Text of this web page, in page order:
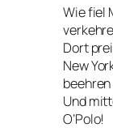
Wie fiel
Dort
New
beehren
Und
O’Polo!